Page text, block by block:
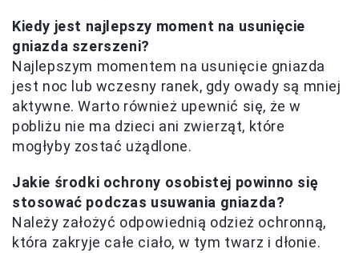
Kiedy jest najlepszy moment na usunięcie
gniazda szerszeni?
Najlepszym momentem na usunięcie gniazda
jest noc lub wczesny ranek, gdy owady są mniej
aktywne. Warto również upewnić się, że w
pobliżu nie ma dzieci ani zwierząt, które
mogłyby zostać użądlone.
Jakie środki ochrony osobistej powinno się
stosować podczas usuwania gniazda?
Należy założyć odpowiednią odzież ochronną,
która zakryje całe ciało, w tym twarz i dłonie.